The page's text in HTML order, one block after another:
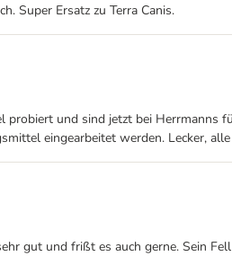
Super Ersatz zu Terra Canis.
und sind jetzt bei
eingearbeitet werden. Lecker,
gut und frißt es auch gerne. Sein